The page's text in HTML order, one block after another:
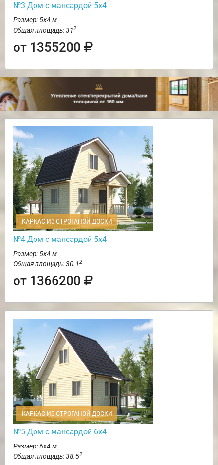
№3 Дом с мансардой 5х4
Размер: 5х4 м
Общая площадь: 312
от 1355200
КАРКАС ИЗ СТРОГАНОЙ ДОСКИ
№4 Дом с мансардой 5х4
Размер: 5х4 м
Общая площадь: 30.12
от 1366200
КАРКАС ИЗ СТРОГАНОЙ ДОСКИ
№5 Дом с мансардой 6х4
Размер: 6х4 м
Общая площадь: 38.52